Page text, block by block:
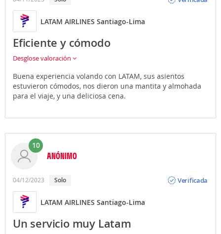
LATAM AIRLINES Santiago-Lima
Eficiente y cómodo
Desglose valoración
Buena experiencia volando con LATAM, sus asientos
estuvieron cómodos, nos dieron una mantita y almohada
para el viaje, y una deliciosa cena.
10
ANÓNIMO
04/12/2023 solo
Verificada
LATAM AIRLINES Santiago-Lima
Un servicio muy Latam